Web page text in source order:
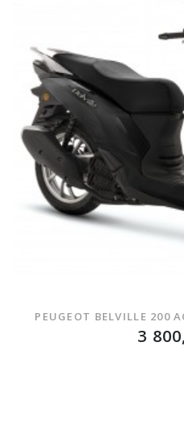
PEUGEOT BELVILLE 200
3